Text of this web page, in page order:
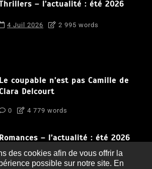
– l’actualité : été 2026
4 Juil 2026 2 995 words
Le coupable n’est pas Camille de
Delcourt
0 4 779 words
Romances – l’actualité : été 2026
0 3 052 words
des cookies afin de vous offrir la
possible sur notre site. En